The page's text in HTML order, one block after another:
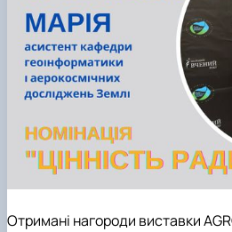
Отримані нагороди виставки